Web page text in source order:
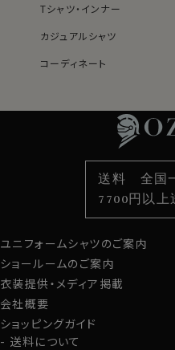
Tシャツ・インナー
カジュアルシャツ
コーディネート
色から選ぶ
スタイルから選ぶ
定番シャツ
財布・名刺入れ
グローブ
ユニフォームシャツのご案内
ショールームのご案内
衣装提供・メディア掲載
会社概要
ショッピングガイド
送料について
送料 全国
7700円以上